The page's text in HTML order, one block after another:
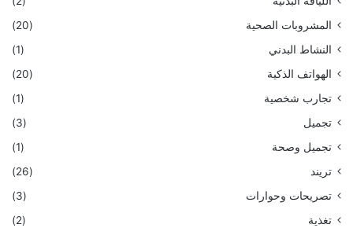
المشروبات الصحية
(20)
النشاط البدني
(1)
الهواتف الذكية
(20)
تجارب شخصية
(1)
تجميل
(3)
تجميل وصحة
(1)
تريند
(26)
تصريحات وحوارات
(3)
تغذية
(2)